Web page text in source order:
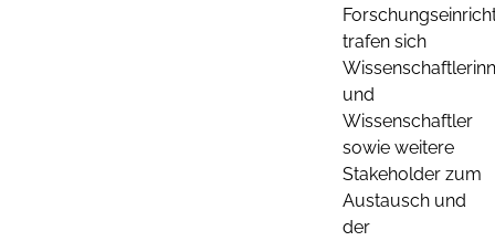
trafen sich
und
Wissenschaftler
sowie weitere
Stakeholder zum
Austausch und
der